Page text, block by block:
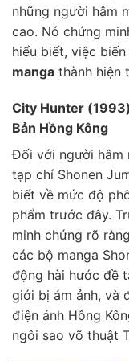
những người hâm
cao. Nó chứng
hiểu biết, việc biến
manga thành hiện
City Hunter
Bản Hồng Kông
Đối với người hâm
tạp chí Shonen
biết về mức độ
phẩm trước đây.
minh chứng rõ
các bộ manga
động hài hước đề
giới bị ám ảnh, và
điện ảnh Hồng
ngôi sao võ thuật